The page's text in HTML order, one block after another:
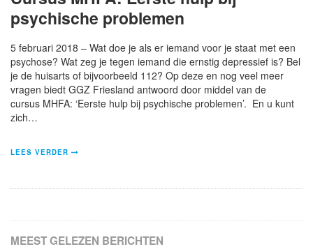
psychische problemen
5 februari 2018 – Wat doe je als er iemand voor je staat met een
psychose? Wat zeg je tegen iemand die ernstig depressief is? Bel
je de huisarts of bijvoorbeeld 112? Op deze en nog veel meer
vragen biedt GGZ Friesland antwoord door middel van de
cursus MHFA: ‘Eerste hulp bij psychische problemen’. En u kunt
zich…
LEES VERDER
MEEST GELEZEN BERICHTEN